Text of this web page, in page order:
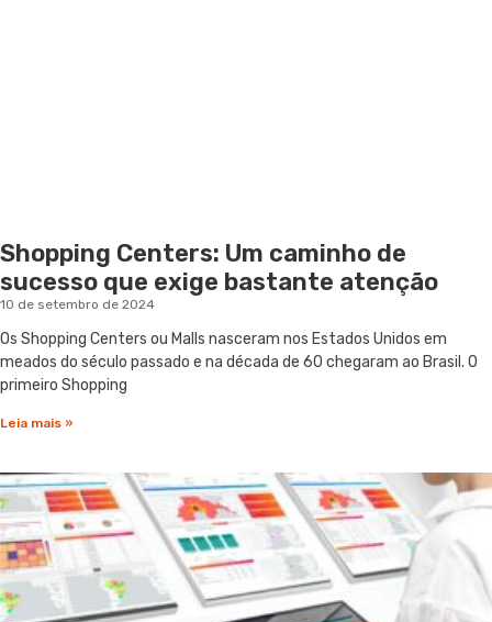
Shopping Centers: Um caminho de
sucesso que exige bastante atenção
10 de setembro de 2024
Os Shopping Centers ou Malls nasceram nos Estados Unidos em
meados do século passado e na década de 60 chegaram ao Brasil. O
primeiro Shopping
Leia mais »